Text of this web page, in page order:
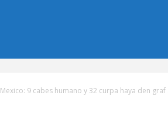
Mexico: 9 cabes humano y 32 curpa haya den graf